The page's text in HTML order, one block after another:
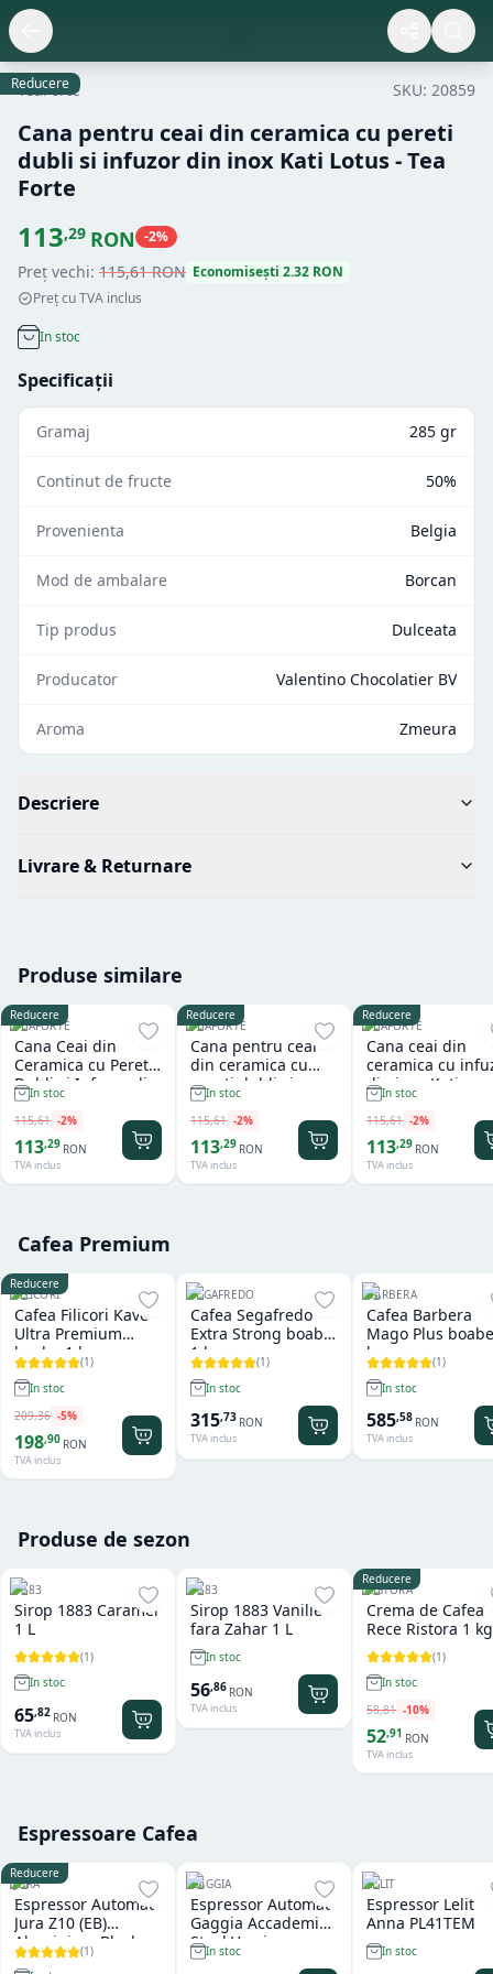
Reducere
TeaForte SKU: 20859
Cana pentru ceai din ceramica cu pereti
dubli si infuzor din inox Kati Lotus - Tea
Forte
113,29 RON -2%
Preț vechi: 115,61RON Economisești 2.32 RON
Preț cu TVA inclus
In stoc
Specificații
Gramaj 285 gr
Continut de fructe 50%
Provenienta Belgia
Mod de ambalare Borcan
Tip produs Dulceata
Producator Valentino Chocolatier BV
Aroma Zmeura
Descriere
Livrare & Returnare
Produse similare
Reducere
TEAFORTE
Cana Ceai din
Ceramica cu Pereti
Dubli si Infuzor din
Inox Kati Blue Tea
Forte
In stoc
115,61 -2%
113,29 RON
TVA inclus
Reducere
TEAFORTE
Cana pentru ceai
din ceramica cu
pereti dubli si
infuzor din inox
Kati Noir Tea Forte
In stoc
115,61 -2%
113,29 RON
TVA inclus
Reducere
TEAFORTE
Cana ceai din
ceramica cu
din inox Kati
Mariposa Tea
In stoc
115,61 -2%
113,29 RON
TVA inclus
Cafea Premium
Reducere
FILICORI
Cafea Filicori Kave
Ultra Premium
boabe 1 kg
(1)
In stoc
209,36 -5%
198,90 RON
TVA inclus
SEGAFREDO
Cafea Segafredo
Extra Strong boabe
1 kg
(1)
In stoc
315,73 RON
TVA inclus
BARBERA
Cafea Barbera
Mago Plus
kg
(1)
In stoc
585,58 RON
TVA inclus
Produse de sezon
1883
Sirop 1883 Caramel
1 L
(1)
In stoc
65,82 RON
TVA inclus
1883
Sirop 1883 Vanilie
fara Zahar 1 L
In stoc
56,86 RON
TVA inclus
Reducere
RISTORA
Crema de Cafea
Rece Ristora 1 kg
(1)
In stoc
58,81 -10%
52,91 RON
TVA inclus
Espressoare Cafea
Reducere
JURA
Espressor Automat
Jura Z10 (EB)
Aluminium Black
(1)
GAGGIA
Espressor Automat
Gaggia Accademia
Steel Version
In stoc
LELIT
Espressor Lelit
Anna PL41TEM
In stoc